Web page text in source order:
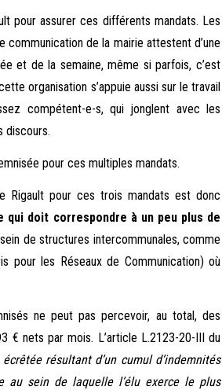
pour assurer ces différents mandats. Les
de la mairie attestent d’une
et de la semaine, même si parfois, c’est
organisation s’appuie aussi sur le travail
compétent-e-s, qui jonglent avec les
discours.
pour ces multiples mandats.
Rigault pour ces trois mandats est donc
qui doit correspondre à un peu plus de
de structures intercommunales, comme
pour les Réseaux de Communication) où
ne peut pas percevoir, au total, des
€ nets par mois. L’article L.2123-20-III du
résultant d’un cumul d’indemnités
au sein de laquelle l’élu exerce le plus